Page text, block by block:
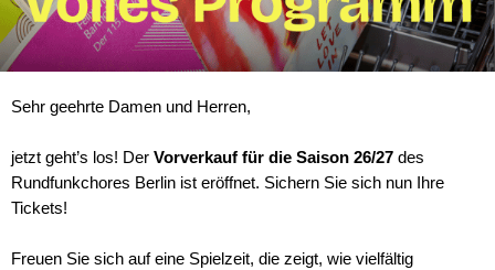
Sehr geehrte Damen und Herren,
jetzt geht’s los! Der Vorverkauf für die Saison 26/27 des
Rundfunkchores Berlin ist eröffnet. Sichern Sie sich nun Ihre
Tickets!
Freuen Sie sich auf eine Spielzeit, die zeigt, wie vielfältig